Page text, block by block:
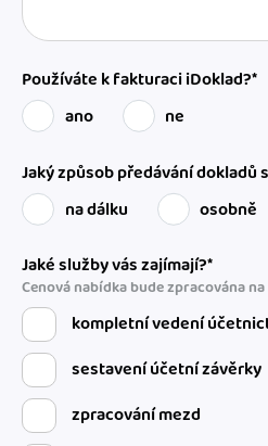
Používáte k fakturaci iDoklad?*
ano
ne
Jaký způsob předávání
na dálku
osobně
Jaké služby vás zajímají?*
Cenová nabídka bude zpracována
kompletní vedení
sestavení účetní závěrky
zpracování mezd